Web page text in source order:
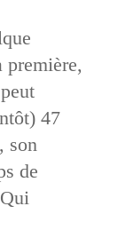
première,
47
son
de